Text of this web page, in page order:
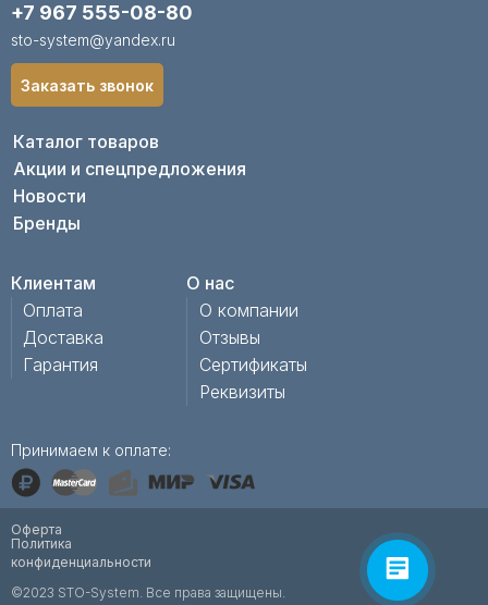
Каталог товаров
Акции и спецпредложения
Новости
Бренды
Клиентам
Оплата
Доставка
Гарантия
О нас
О компании
Отзывы
Сертификаты
Реквизиты
+7 967 555-08-80
sto-system@yandex.ru
Принимаем к оплате:
Заказать звонок
©2023 STO-System. Все права защищены.
Политика
конфиденциальности
Оферта